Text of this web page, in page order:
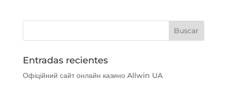
Entradas recientes
Офіційний сайт онлайн казино Allwin UA